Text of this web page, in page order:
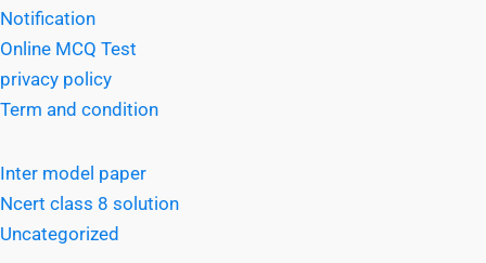
Notification
Online MCQ Test
privacy policy
Term and condition
Inter model paper
Ncert class 8 solution
Uncategorized